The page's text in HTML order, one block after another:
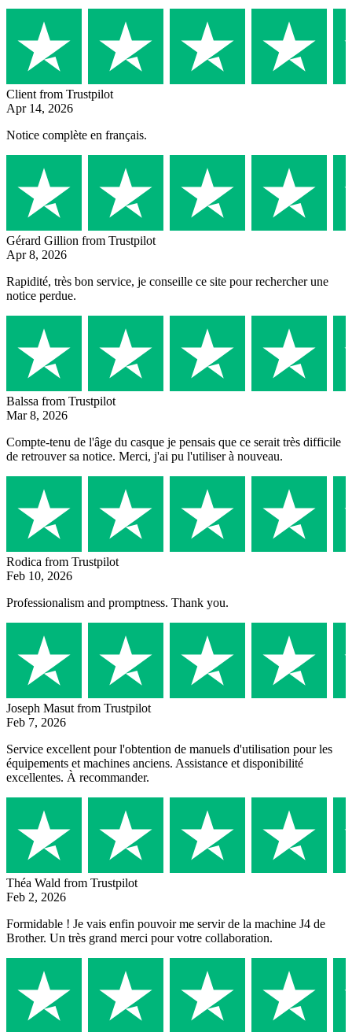
Client from Trustpilot
Apr 14, 2026
Notice complète en français.
Gérard Gillion from Trustpilot
Apr 8, 2026
Rapidité, très bon service, je conseille ce site pour rechercher une
notice perdue.
Balssa from Trustpilot
Mar 8, 2026
Compte-tenu de l'âge du casque je pensais que ce serait très difficile
de retrouver sa notice. Merci, j'ai pu l'utiliser à nouveau.
Rodica from Trustpilot
Feb 10, 2026
Professionalism and promptness. Thank you.
Joseph Masut from Trustpilot
Feb 7, 2026
Service excellent pour l'obtention de manuels d'utilisation pour les
équipements et machines anciens. Assistance et disponibilité
excellentes. À recommander.
Théa Wald from Trustpilot
Feb 2, 2026
Formidable ! Je vais enfin pouvoir me servir de la machine J4 de
Brother. Un très grand merci pour votre collaboration.